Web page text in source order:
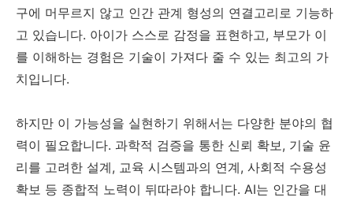
구에 머무르지 않고 인간 관계 형성의 연결고리로 기능하
고 있습니다. 아이가 스스로 감정을 표현하고, 부모가 이
를 이해하는 경험은 기술이 가져다 줄 수 있는 최고의 가
치입니다.
하지만 이 가능성을 실현하기 위해서는 다양한 분야의 협
력이 필요합니다. 과학적 검증을 통한 신뢰 확보, 기술 윤
리를 고려한 설계, 교육 시스템과의 연계, 사회적 수용성
확보 등 종합적 노력이 뒤따라야 합니다. AI는 인간을 대